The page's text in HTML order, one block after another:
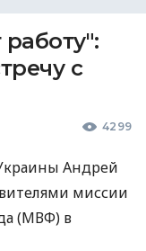
с
4299
Андрей
миссии
(МВФ) в